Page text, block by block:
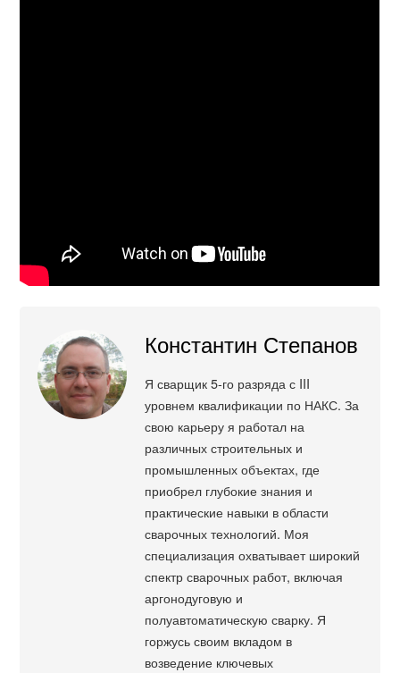
Константин Степанов
Я сварщик 5-го разряда с III
уровнем квалификации по НАКС. За
свою карьеру я работал на
различных строительных и
промышленных объектах, где
приобрел глубокие знания и
практические навыки в области
сварочных технологий. Моя
специализация охватывает широкий
спектр сварочных работ, включая
аргонодуговую и
полуавтоматическую сварку. Я
горжусь своим вкладом в
возведение ключевых